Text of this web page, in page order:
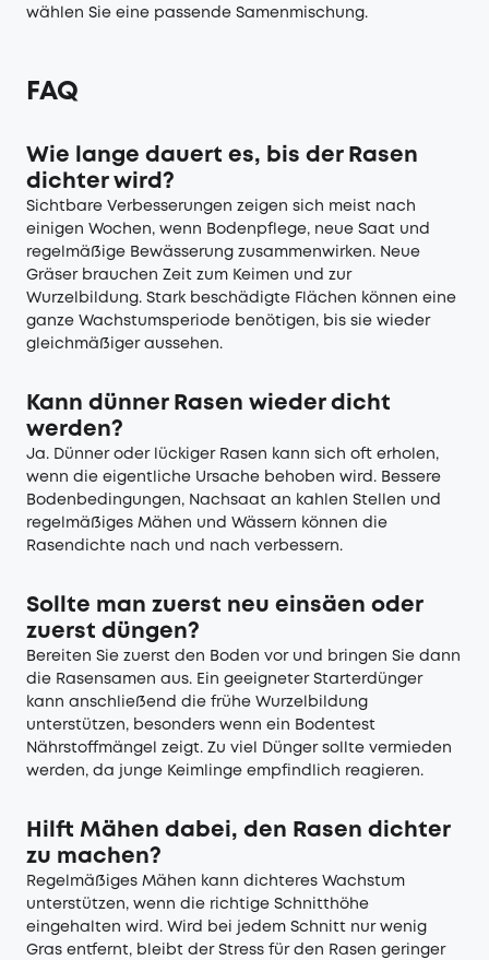
wählen Sie eine passende Samenmischung.
FAQ
Wie lange dauert es, bis der Rasen
dichter wird?
Sichtbare Verbesserungen zeigen sich meist nach
einigen Wochen, wenn Bodenpflege, neue Saat und
regelmäßige Bewässerung zusammenwirken. Neue
Gräser brauchen Zeit zum Keimen und zur
Wurzelbildung. Stark beschädigte Flächen können eine
ganze Wachstumsperiode benötigen, bis sie wieder
gleichmäßiger aussehen.
Kann dünner Rasen wieder dicht
werden?
Ja. Dünner oder lückiger Rasen kann sich oft erholen,
wenn die eigentliche Ursache behoben wird. Bessere
Bodenbedingungen, Nachsaat an kahlen Stellen und
regelmäßiges Mähen und Wässern können die
Rasendichte nach und nach verbessern.
Sollte man zuerst neu einsäen oder
zuerst düngen?
Bereiten Sie zuerst den Boden vor und bringen Sie dann
die Rasensamen aus. Ein geeigneter Starterdünger
kann anschließend die frühe Wurzelbildung
unterstützen, besonders wenn ein Bodentest
Nährstoffmängel zeigt. Zu viel Dünger sollte vermieden
werden, da junge Keimlinge empfindlich reagieren.
Hilft Mähen dabei, den Rasen dichter
zu machen?
Regelmäßiges Mähen kann dichteres Wachstum
unterstützen, wenn die richtige Schnitthöhe
eingehalten wird. Wird bei jedem Schnitt nur wenig
Gras entfernt, bleibt der Stress für den Rasen geringer